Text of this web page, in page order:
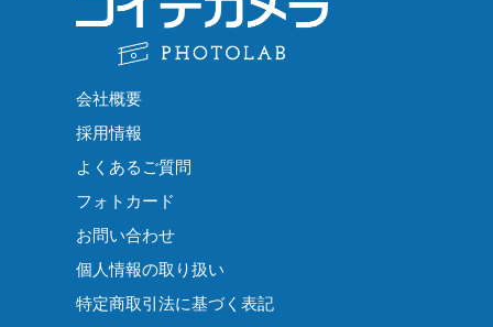
会社概要
採用情報
よくあるご質問
フォトカード
お問い合わせ
個人情報の取り扱い
特定商取引法に基づく表記